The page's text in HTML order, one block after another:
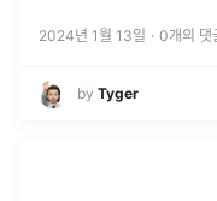
2024년 1월 13일 · 0개의 댓
by Tyger